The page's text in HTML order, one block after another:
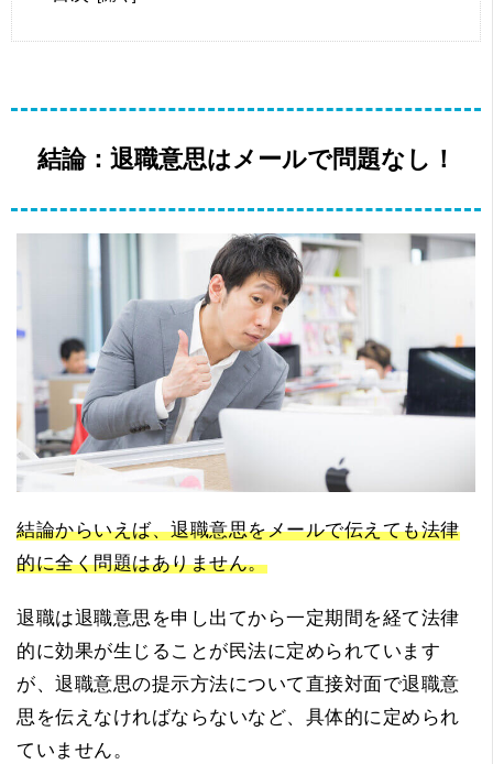
結論：退職意思はメールで問題なし！
結論からいえば、退職意思をメールで伝えても法律
的に全く問題はありません。
退職は退職意思を申し出てから一定期間を経て法律
的に効果が生じることが民法に定められています
が、退職意思の提示方法について直接対面で退職意
思を伝えなければならないなど、具体的に定められ
ていません。